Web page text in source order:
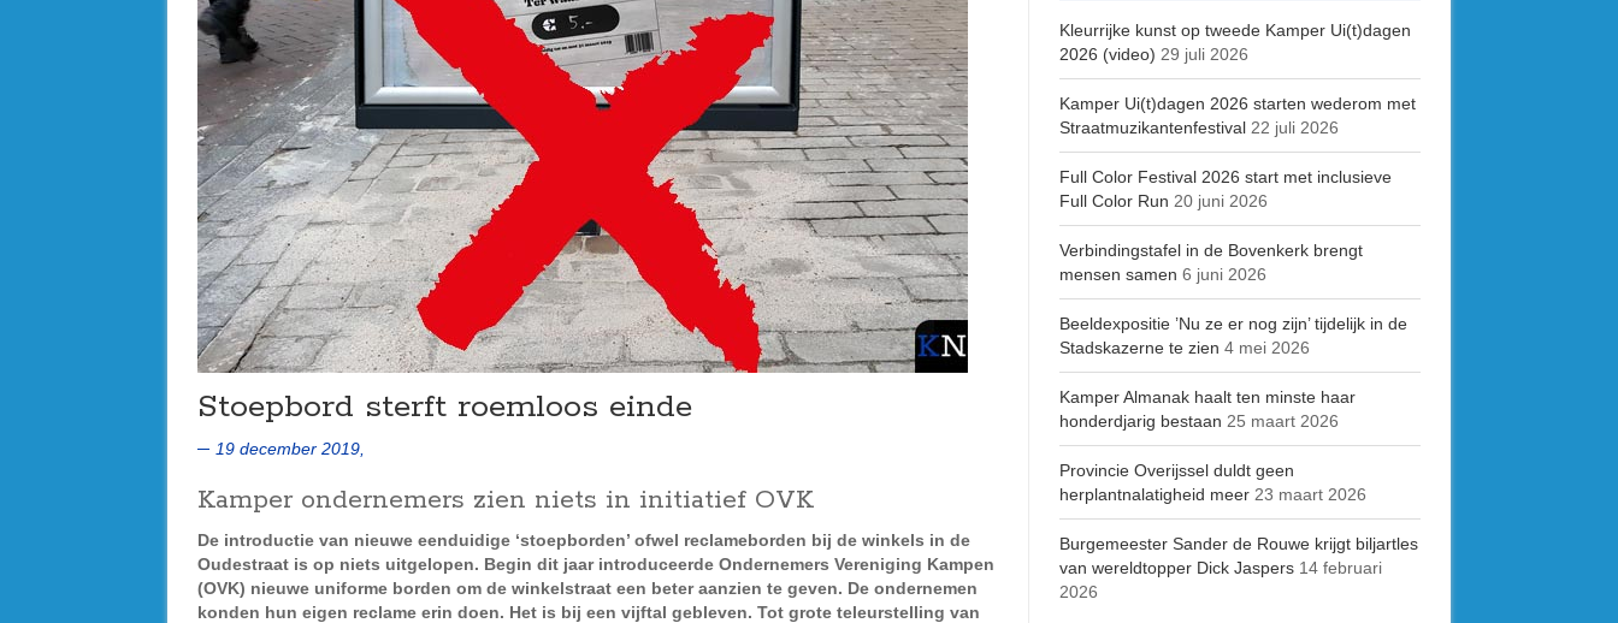
Stoepbord sterft roemloos einde
19 december 2019,
Kamper ondernemers zien niets in initiatief OVK
De introductie van nieuwe eenduidige ‘stoepborden’ ofwel reclameborden bij de winkels in de
Oudestraat is op niets uitgelopen. Begin dit jaar introduceerde Ondernemers Vereniging Kampen
(OVK) nieuwe uniforme borden om de winkelstraat een beter aanzien te geven. De ondernemen
konden hun eigen reclame erin doen. Het is bij een vijftal gebleven. Tot grote teleurstelling van
Kleurrijke kunst op tweede Kamper Ui(t)dagen
2026 (video) 29 juli 2026
Kamper Ui(t)dagen 2026 starten wederom met
Straatmuzikantenfestival 22 juli 2026
Full Color Festival 2026 start met inclusieve
Full Color Run 20 juni 2026
Verbindingstafel in de Bovenkerk brengt
mensen samen 6 juni 2026
Beeldexpositie ’Nu ze er nog zijn’ tijdelijk in de
Stadskazerne te zien 4 mei 2026
Kamper Almanak haalt ten minste haar
honderdjarig bestaan 25 maart 2026
Provincie Overijssel duldt geen
herplantnalatigheid meer 23 maart 2026
Burgemeester Sander de Rouwe krijgt biljartles
van wereldtopper Dick Jaspers 14 februari
2026